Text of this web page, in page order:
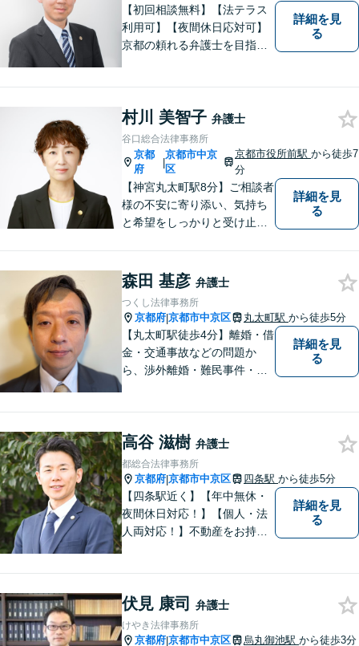
【初回相談無料】【法テラス
利用可】【夜間休日応対可】
京都の頼れる弁護士を目指し
ます。
詳細を見
る
村川 美智子 弁護士
谷口総合法律事務所
京都
府
|
京都市中京
区
京都市役所前駅から徒歩7
分
【神宮丸太町駅8分】ご相談者
様の不安に寄り添い、気持ち
と希望をしっかりと受け止め
う真摯にサポートします。ど
うぞお気軽にお話しくださ
い。【完全個室で相談可】
【地域密着型の法律事務所】
詳細を見
る
森田 基彦 弁護士
つくし法律事務所
京都府|京都市中京区 丸太町駅 から徒歩5分
【丸太町駅徒歩4分】離婚・借
金・交通事故などの問題か
ら、渉外離婚・難民事件・医
待ちしています。
詳細を見
る
高谷 滋樹 弁護士
都総合法律事務所
京都府|京都市中京区 四条駅 から徒歩5分
【四条駅近く】【年中無休・
夜間休日対応！】【個人・法
人両対応！】不動産をお持ち
【24時間予約受付】【出張相
談可能】【弁護士保険（特
約）全社対応いたします】
詳細を見
る
伏見 康司 弁護士
けやき法律事務所
京都府|京都市中京区 烏丸御池駅 から徒歩3分